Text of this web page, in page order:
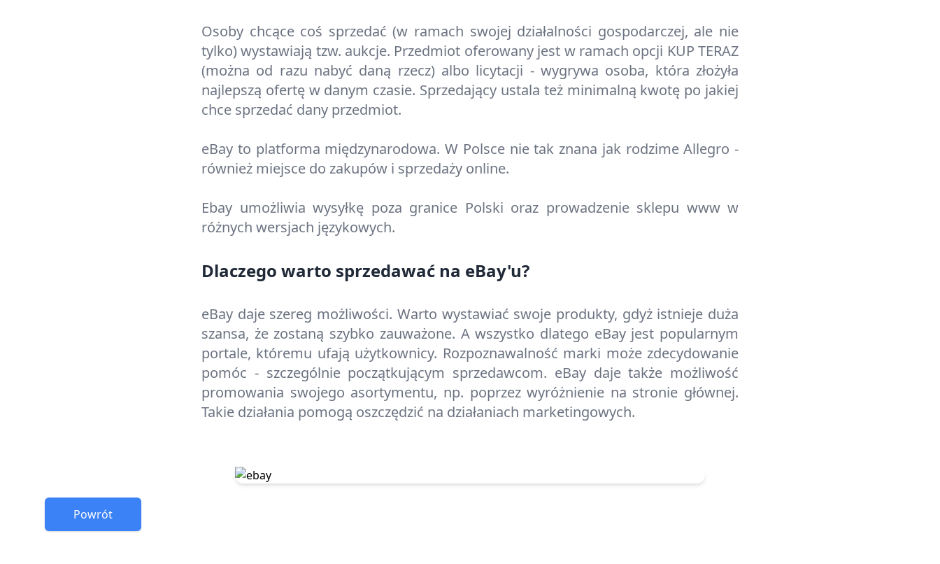
Osoby chcące coś sprzedać (w ramach swojej działalności gospodarczej, ale nie
tylko) wystawiają tzw. aukcje. Przedmiot oferowany jest w ramach opcji KUP TERAZ
(można od razu nabyć daną rzecz) albo licytacji - wygrywa osoba, która złożyła
najlepszą ofertę w danym czasie. Sprzedający ustala też minimalną kwotę po jakiej
chce sprzedać dany przedmiot.
eBay to platforma międzynarodowa. W Polsce nie tak znana jak rodzime Allegro -
również miejsce do zakupów i sprzedaży online.
Ebay umożliwia wysyłkę poza granice Polski oraz prowadzenie sklepu www w
różnych wersjach językowych.
Dlaczego warto sprzedawać na eBay'u?
eBay daje szereg możliwości. Warto wystawiać swoje produkty, gdyż istnieje duża
szansa, że zostaną szybko zauważone. A wszystko dlatego eBay jest popularnym
portale, któremu ufają użytkownicy. Rozpoznawalność marki może zdecydowanie
pomóc - szczególnie początkującym sprzedawcom. eBay daje także możliwość
promowania swojego asortymentu, np. poprzez wyróżnienie na stronie głównej.
Takie działania pomogą oszczędzić na działaniach marketingowych.
Powrót